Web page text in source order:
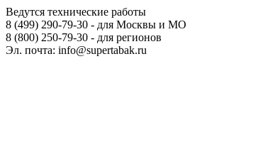
Ведутся технические работы
8 (499) 290-79-30 - для Москвы и МО
8 (800) 250-79-30 - для регионов
Эл. почта: info@supertabak.ru